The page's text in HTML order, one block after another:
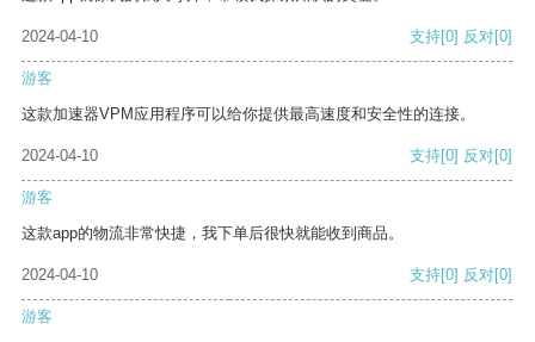
2024-04-10 支持[0] 反对[0]
游客
这款加速器VPM应用程序可以给你提供最高速度和安全性的连接。
2024-04-10 支持[0] 反对[0]
游客
这款app的物流非常快捷，我下单后很快就能收到商品。
2024-04-10 支持[0] 反对[0]
游客